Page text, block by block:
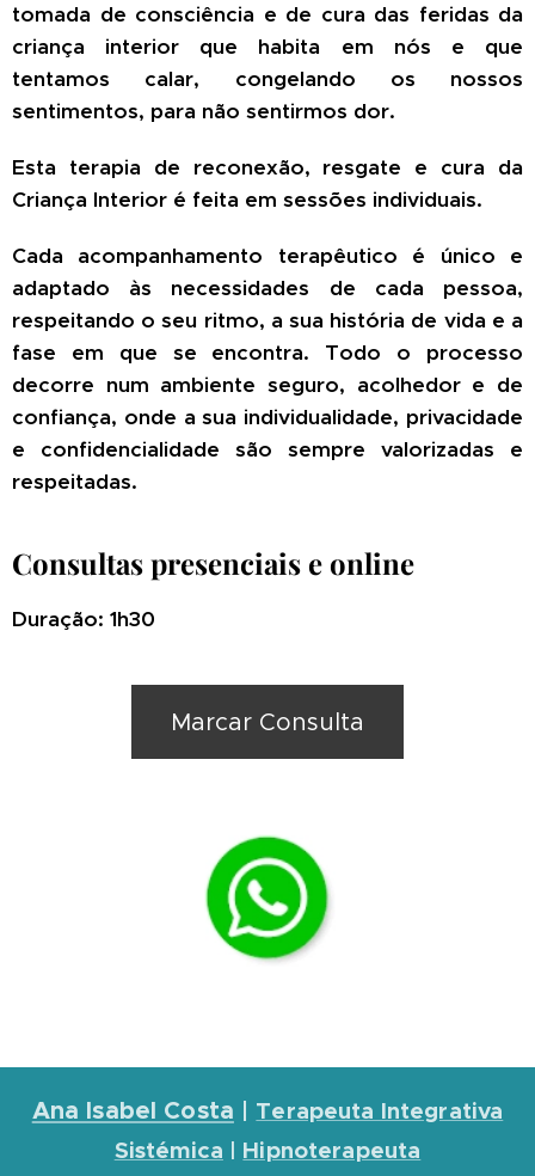
tomada de consciência e de cura das feridas da
criança interior que habita em nós e que
tentamos calar, congelando os nossos
sentimentos, para não sentirmos dor.
Esta terapia de reconexão, resgate e cura da
Criança Interior é feita em sessões individuais.
Cada acompanhamento terapêutico é único e
adaptado às necessidades de cada pessoa,
respeitando o seu ritmo, a sua história de vida e a
fase em que se encontra. Todo o processo
decorre num ambiente seguro, acolhedor e de
confiança, onde a sua individualidade, privacidade
e confidencialidade são sempre valorizadas e
respeitadas.
Consultas presenciais e online
Duração: 1h30
Marcar Consulta
Ana Isabel Costa | Terapeuta Integrativa
Sistémica | Hipnoterapeuta